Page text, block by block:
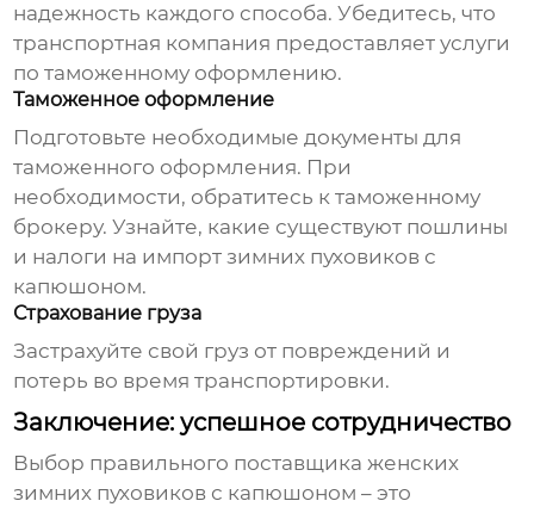
надежность каждого способа. Убедитесь, что
транспортная компания предоставляет услуги
по таможенному оформлению.
Таможенное оформление
Подготовьте необходимые документы для
таможенного оформления. При
необходимости, обратитесь к таможенному
брокеру. Узнайте, какие существуют пошлины
и налоги на импортзимних пуховиков с
капюшоном.
Страхование груза
Застрахуйте свой груз от повреждений и
потерь во время транспортировки.
Заключение: успешное сотрудничество
Выбор правильного поставщикаженских
зимних пуховиков с капюшоном – это